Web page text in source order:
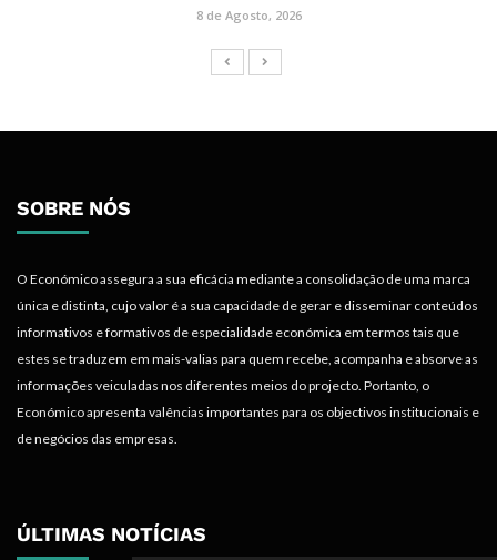
8 de Agosto, 2026
SOBRE NÓS
O Económico assegura a sua eficácia mediante a consolidação de uma marca
única e distinta, cujo valor é a sua capacidade de gerar e disseminar conteúdos
informativos e formativos de especialidade económica em termos tais que
estes se traduzem em mais-valias para quem recebe, acompanha e absorve as
informações veiculadas nos diferentes meios do projecto. Portanto, o
Económico apresenta valências importantes para os objectivos institucionais e
de negócios das empresas.
ÚLTIMAS NOTÍCIAS